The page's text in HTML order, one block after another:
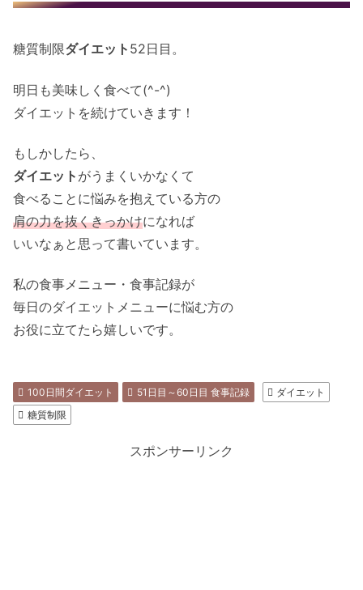
糖質制限ダイエット 52日目。
明日も美味しく食べて(^-^)
ダイエットを続けていきます！
もしかしたら、
ダイエット がうまくいかなくて
食べることに悩みを抱えている方の
肩の力を抜くきっかけになれば
いいなぁと思って書いています。
私の食事メニュー・食事記録が
毎日のダイエットメニューに悩む方の
お役に立てたら嬉しいです。
100日間ダイエット 51日目～60日目 食事記録
ダイエット
糖質制限
スポンサーリンク